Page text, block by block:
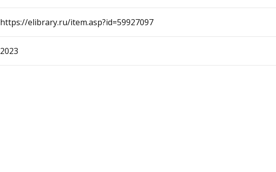
https://elibrary.ru/item.asp?id=59927097
2023